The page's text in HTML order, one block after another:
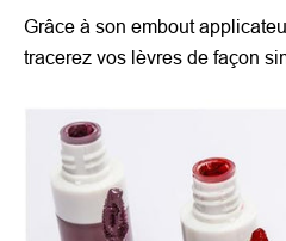
Grâce à son embout
tracerez vos lèvres de façon